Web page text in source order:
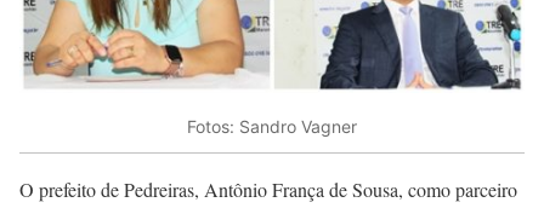
Fotos: Sandro Vagner
O prefeito de Pedreiras, Antônio França de Sousa, como parceiro